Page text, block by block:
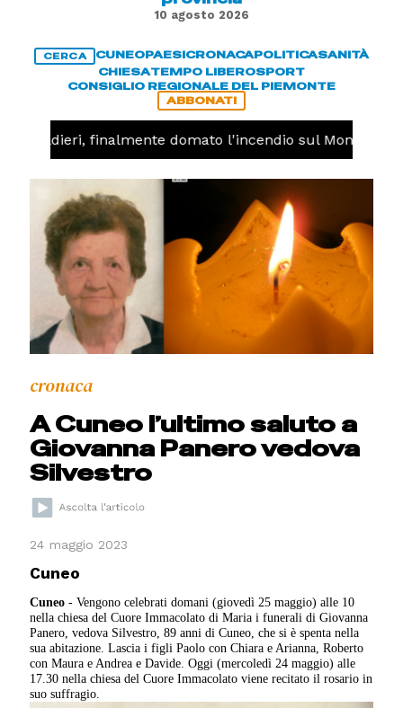
10 agosto 2026
CERCA CUNEOPAESICRONACAPOLITICASANITÀ
CHIESATEMPO LIBEROSPORT
CONSIGLIO REGIONALE DEL PIEMONTE
ABBONATI
Valdieri, finalmente domato l'incendio sul Monte
cronaca
A Cuneo l’ultimo saluto a
Giovanna Panero vedova
Silvestro
24 maggio 2023
Cuneo
Cuneo - Vengono celebrati domani (giovedì 25 maggio) alle 10
nella chiesa del Cuore Immacolato di Maria i funerali di Giovanna
Panero, vedova Silvestro, 89 anni di Cuneo, che si è spenta nella
sua abitazione. Lascia i figli Paolo con Chiara e Arianna, Roberto
con Maura e Andrea e Davide. Oggi (mercoledì 24 maggio) alle
17.30 nella chiesa del Cuore Immacolato viene recitato il rosario in
suo suffragio.